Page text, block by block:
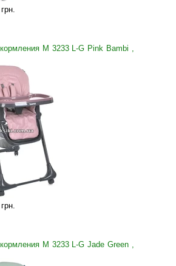
.
M 3233 L-G Pink Bambi ,
.
M 3233 L-G Jade Green ,